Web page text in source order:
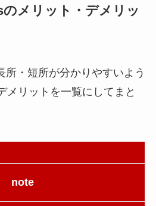
メリット・デメリッ
所・短所が分かりやすいよう
メリットを一覧にしてまと
note